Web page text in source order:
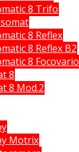
8 Trifo
8 Reflex
8 Reflex B2
8 Focovario
8
8 Mod.2
Motrix